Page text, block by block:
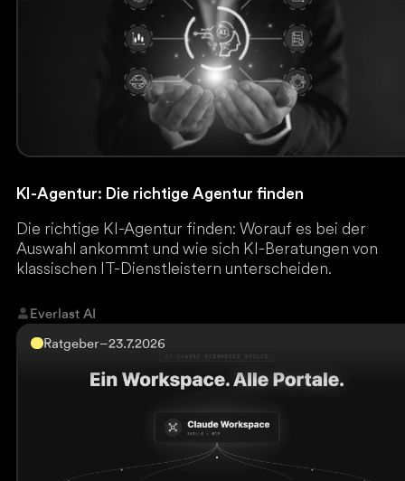
KI-Agentur: Die richtige Agentur finden
Die richtige KI-Agentur finden: Worauf es bei der
Auswahl ankommt und wie sich KI-Beratungen von
klassischen IT-Dienstleistern unterscheiden.
Everlast AI
Ratgeber–23.7.2026